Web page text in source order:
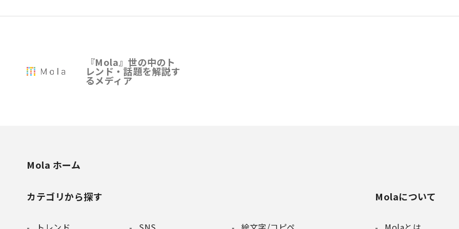
『Mola』世の中のト
レンド・話題を解説す
るメディア
Mola ホーム
カテゴリから探す Molaについて